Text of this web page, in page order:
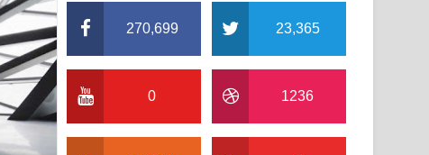
270,699 23,365
0 1236